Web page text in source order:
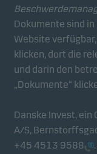
Dokumente sind
Website verfügbar,
klicken, dort die
und darin den
„Dokumente“
Danske Invest, ein
A/S,
+45 4513 9588